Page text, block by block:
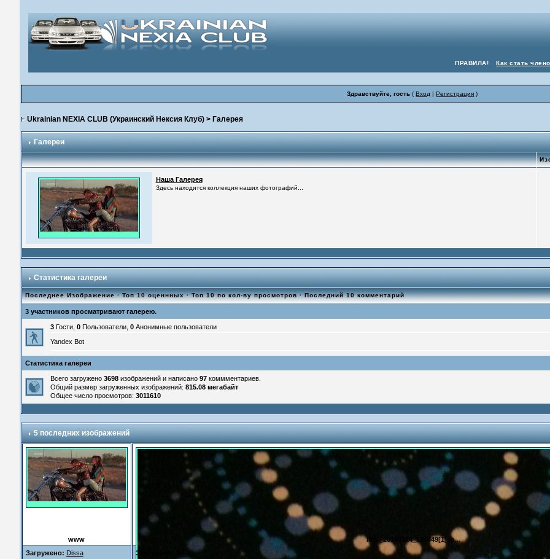
Как стать
ПРАВИЛА!
Здравствуйте, гость (Вход |Регистрация )
Ukrainian NEXIA CLUB (Украинский Нексия Клуб)> Галерея
Галереи
Наша Галерея
Здесь находится коллекция наших фотографий...
Статистика галереи
Последнее Изображение·Топ 10 оценнных·Топ 10 по кол-ву просмотров·Последний 10 комментарий
3 участников просматривают галерею.
3Гости, 0Пользователи, 0Анонимные пользователи
Yandex Bot
Статистика галереи
Всего загружено 3698изображений и написано 97коммментариев.
Общий размер загруженных изображений: 815.08 мегабайт
Общее число просмотров: 3011610
5 последних изображений
www
Загружено: Dissa
IMG_20150324_131449[1].jp...
Загружено: